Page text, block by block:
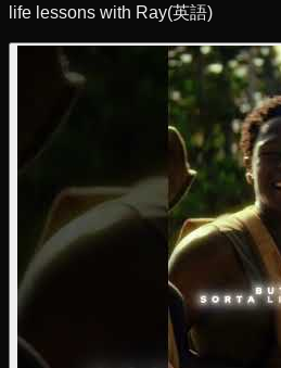
life lessons with Ray(英語)